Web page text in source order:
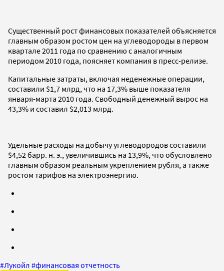
Существенный рост финансовых показателей объясняется
главным образом ростом цен на углеводороды в первом
квартале 2011 года по сравнению с аналогичным
периодом 2010 года, поясняет компания в пресс-релизе.
Капитальные затраты, включая неденежные операции,
составили $1,7 млрд, что на 17,3% выше показателя
января-марта 2010 года. Свободный денежный вырос на
43,3% и составил $2,013 млрд.
Удельные расходы на добычу углеводородов составили
$4,52 барр. н. э., увеличившись на 13,9%, что обусловлено
главным образом реальным укреплением рубля, а также
ростом тарифов на электроэнергию.
#Лукойл #финансовая отчетность